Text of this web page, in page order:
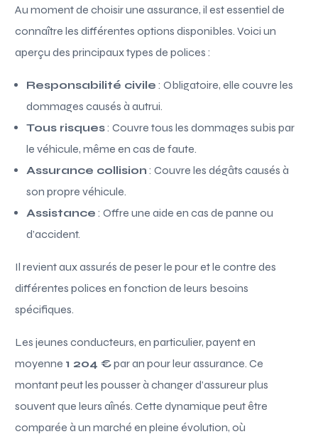
Au moment de choisir une assurance, il est essentiel de
connaître les différentes options disponibles. Voici un
aperçu des principaux types de polices :
Responsabilité civile : Obligatoire, elle couvre les
dommages causés à autrui.
Tous risques: Couvre tous les dommages subis par
le véhicule, même en cas de faute.
Assurance collision : Couvre les dégâts causés à
son propre véhicule.
Assistance : Offre une aide en cas de panne ou
d’accident.
Il revient aux assurés de peser le pour et le contre des
différentes polices en fonction de leurs besoins
spécifiques.
Les jeunes conducteurs, en particulier, payent en
moyenne 1 204 €par an pour leur assurance. Ce
montant peut les pousser à changer d’assureur plus
souvent que leurs aînés. Cette dynamique peut être
comparée à un marché en pleine évolution, où